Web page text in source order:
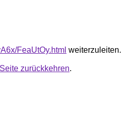
FeaUtOy.html weiterzuleiten.
zurückkehren.